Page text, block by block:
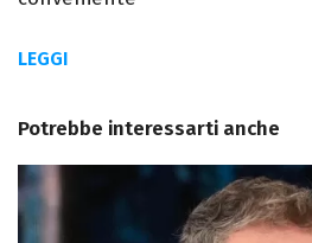
LEGGI
Potrebbe interessarti anche